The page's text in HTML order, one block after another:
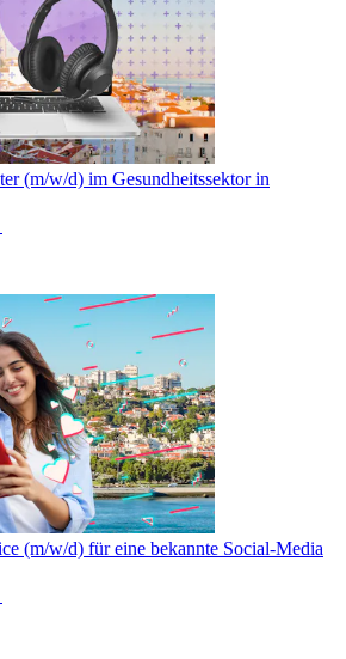
(m/w/d) im Gesundheitssektor in
(m/w/d) für eine bekannte Social-Media